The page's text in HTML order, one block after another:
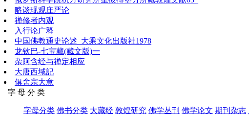
略谈现观庄严论
禅修者内观
入行论广释
中国佛教通史论述_大乘文化出版社1978
龙钦巴-七宝藏(藏文版)一
杂阿含经与禅定相应
大唐西域記
俱舍宗大意
字 母 分 类
字母分类 佛书分类 大藏经 敦煌研究 佛学丛刊 佛学论文 期刊杂志